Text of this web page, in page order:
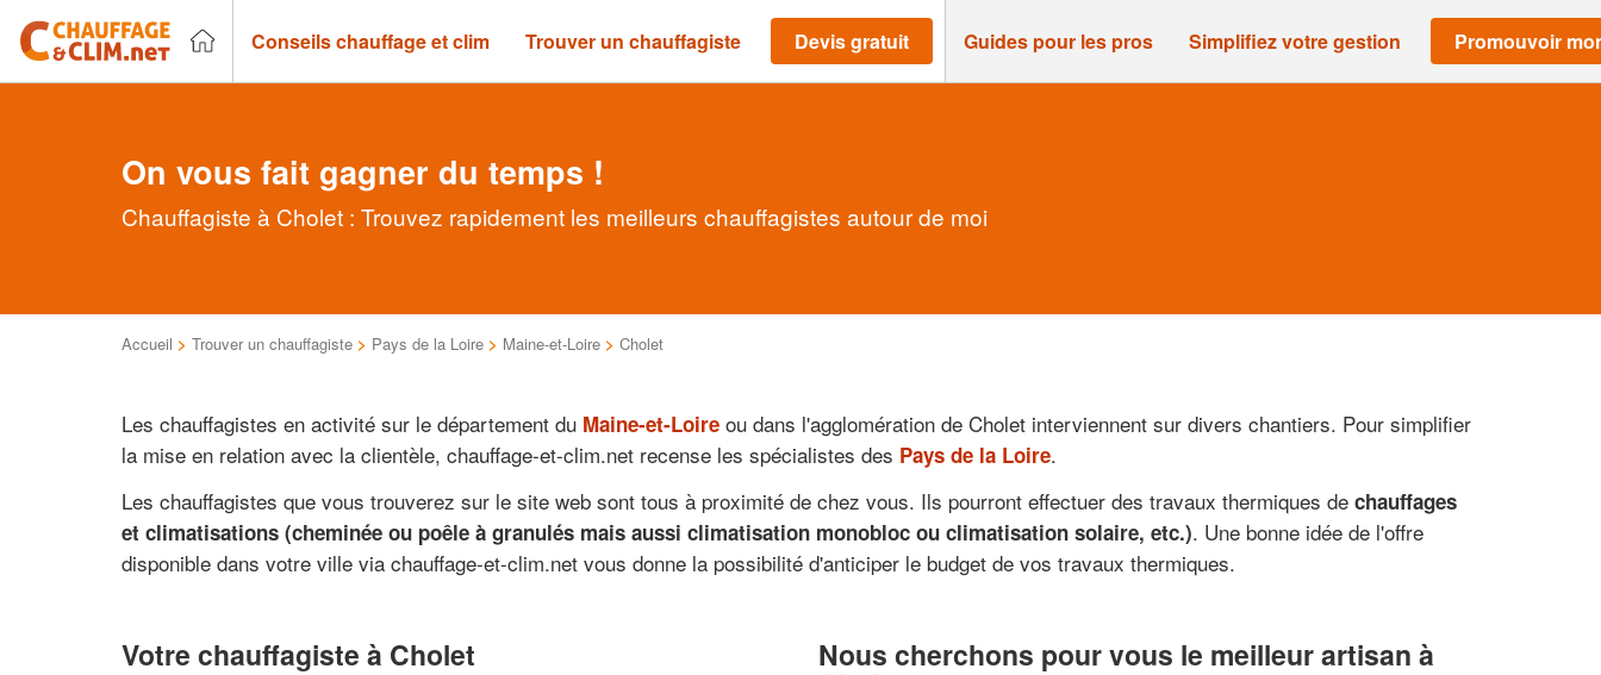
Conseils chauffage et clim Trouver un chauffagiste Devis gratuit Guides pour les pros Simplifiez votre gestion Promouvoir
On vous fait gagner du temps !
Chauffagiste à Cholet : Trouvez rapidement les meilleurs chauffagistes autour de moi
Accueil > Trouver un chauffagiste > Pays de la Loire > Maine-et-Loire > Cholet
Les chauffagistes en activité sur le département du Maine-et-Loire ou dans l'agglomération de Cholet interviennent sur divers chantiers. Pour simplifier
la mise en relation avec la clientèle, chauffage-et-clim.net recense les spécialistes des Pays de la Loire.
Les chauffagistes que vous trouverez sur le site web sont tous à proximité de chez vous. Ils pourront effectuer des travaux thermiques de chauffages
et climatisations (cheminée ou poêle à granulés mais aussi climatisation monobloc ou climatisation solaire, etc.). Une bonne idée de l'offre
disponible dans votre ville via chauffage-et-clim.net vous donne la possibilité d'anticiper le budget de vos travaux thermiques.
Votre chauffagiste à Cholet Nous cherchons pour vous le meilleur artisan à